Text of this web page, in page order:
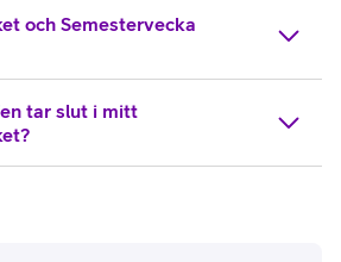
och Semestervecka
tar slut i mitt